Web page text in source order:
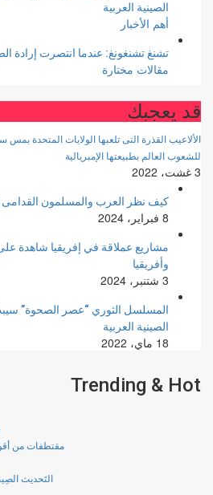
الصينية العربية
أهم الأخبار
تشنغ تشنغونغ: عندما انتصرت إرادة
مقالات مختارة
قد يعجبك
الألاعيب القذرة التى تلعبها الولايات المتحدة بمس
للشعوب العالم بطبيعتها الإمبريالية
3 غشت، 2022
كيف نظر العرب والمسلمون القدامى
8 فبراير، 2024
مشاريع عملاقة في إفريقيا شاهدة
وأفريقيا
3 شتنبر، 2024
المسلسل الثوري “عصر الصحوة” سيبث
الصينية العربية
18 ماي، 2022
Trending & Hot
مقتطفات من
التَحديث